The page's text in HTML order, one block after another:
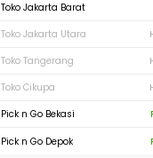
Toko Jakarta Barat
Toko Jakarta Utara
Toko Tangerang
Toko Cikupa
Pick n Go Bekasi
Pick n Go Depok